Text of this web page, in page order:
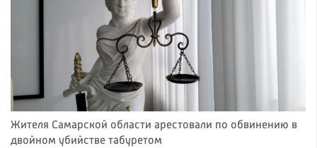
Жителя Самарской области арестовали по обвинению в
двойном убийстве табуретом